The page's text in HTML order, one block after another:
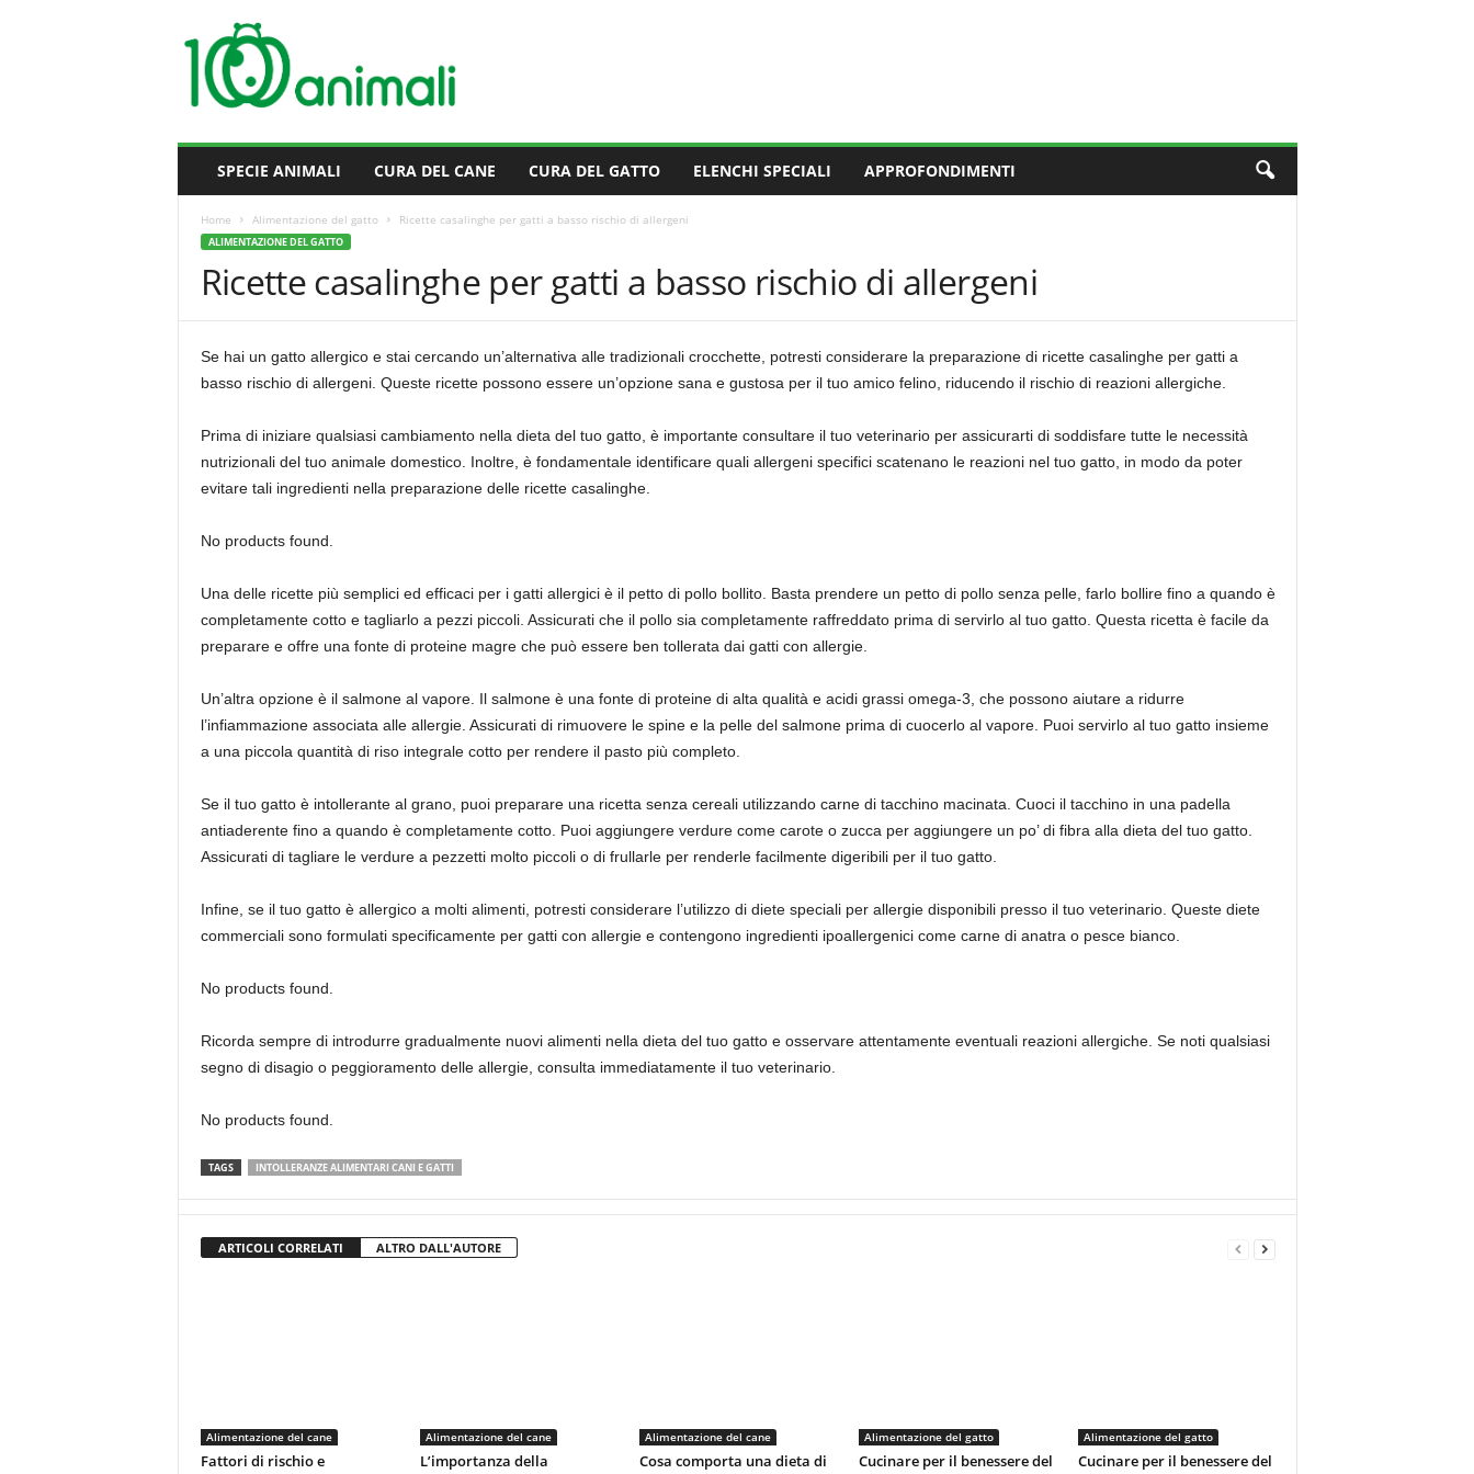
SPECIE ANIMALI CURA DEL CANE CURA DEL GATTO ELENCHI SPECIALI APPROFONDIMENTI
Home Alimentazione del gatto Ricette casalinghe per gatti a basso rischio di allergeni
ALIMENTAZIONE DEL GATTO
Ricette casalinghe per gatti a basso rischio di allergeni
Se hai un gatto allergico e stai cercando un’alternativa alle tradizionali crocchette, potresti considerare la preparazione di ricette casalinghe per gatti a
basso rischio di allergeni. Queste ricette possono essere un’opzione sana e gustosa per il tuo amico felino, riducendo il rischio di reazioni allergiche.
Prima di iniziare qualsiasi cambiamento nella dieta del tuo gatto, è importante consultare il tuo veterinario per assicurarti di soddisfare tutte le necessità
nutrizionali del tuo animale domestico. Inoltre, è fondamentale identificare quali allergeni specifici scatenano le reazioni nel tuo gatto, in modo da poter
evitare tali ingredienti nella preparazione delle ricette casalinghe.
No products found.
Una delle ricette più semplici ed efficaci per i gatti allergici è il petto di pollo bollito. Basta prendere un petto di pollo senza pelle, farlo bollire fino a quando è
completamente cotto e tagliarlo a pezzi piccoli. Assicurati che il pollo sia completamente raffreddato prima di servirlo al tuo gatto. Questa ricetta è facile da
preparare e offre una fonte di proteine magre che può essere ben tollerata dai gatti con allergie.
Un’altra opzione è il salmone al vapore. Il salmone è una fonte di proteine di alta qualità e acidi grassi omega-3, che possono aiutare a ridurre
l’infiammazione associata alle allergie. Assicurati di rimuovere le spine e la pelle del salmone prima di cuocerlo al vapore. Puoi servirlo al tuo gatto insieme
a una piccola quantità di riso integrale cotto per rendere il pasto più completo.
Se il tuo gatto è intollerante al grano, puoi preparare una ricetta senza cereali utilizzando carne di tacchino macinata. Cuoci il tacchino in una padella
antiaderente fino a quando è completamente cotto. Puoi aggiungere verdure come carote o zucca per aggiungere un po’ di fibra alla dieta del tuo gatto.
Assicurati di tagliare le verdure a pezzetti molto piccoli o di frullarle per renderle facilmente digeribili per il tuo gatto.
Infine, se il tuo gatto è allergico a molti alimenti, potresti considerare l’utilizzo di diete speciali per allergie disponibili presso il tuo veterinario. Queste diete
commerciali sono formulati specificamente per gatti con allergie e contengono ingredienti ipoallergenici come carne di anatra o pesce bianco.
No products found.
Ricorda sempre di introdurre gradualmente nuovi alimenti nella dieta del tuo gatto e osservare attentamente eventuali reazioni allergiche. Se noti qualsiasi
segno di disagio o peggioramento delle allergie, consulta immediatamente il tuo veterinario.
No products found.
TAGS INTOLLERANZE ALIMENTARI CANI E GATTI
ARTICOLI CORRELATI ALTRO DALL'AUTORE
Alimentazione del cane
Fattori di rischio e
Alimentazione del cane
L’importanza della
Alimentazione del cane
Cosa comporta una dieta di
Alimentazione del gatto
Cucinare per il benessere del
Alimentazione del gatto
Cucinare per il benessere del